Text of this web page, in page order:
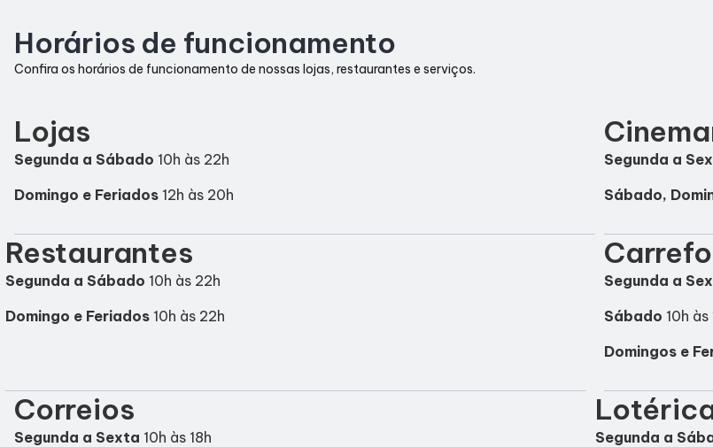
Horários
Horários de funcionamento
Confira os horários de funcionamento de nossas lojas, restaurantes e serviços.
Lojas
Segunda a Sábado 10h às 22h
Domingo e Feriados 12h às 20h
Segunda a
Sábado,
Restaurantes
Segunda a Sábado 10h às 22h
Domingo e Feriados 10h às 22h
Segunda a
Sábado 10h às
Domingos e
Correios
Segunda a Sexta 10h às 18h
Segunda a